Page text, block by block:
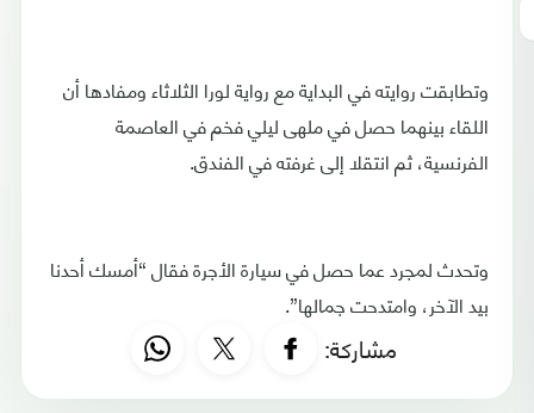
وتطابقت روايته في البداية مع رواية لورا الثلاثاء ومفادها أن
اللقاء بينهما حصل في ملهى ليلي فخم في العاصمة
الفرنسية، ثم انتقلا إلى غرفته في الفندق.
وتحدث لمجرد عما حصل في سيارة الأجرة فقال “أمسك أحدنا
بيد الآخر، وامتدحت جمالها”.
مشاركة: